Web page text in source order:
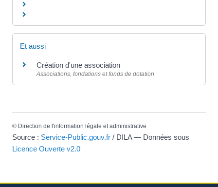
Et aussi
Création d'une association
Associations, fondations et fonds de dotation
© Direction de l'information légale et administrative
Source : Service-Public.gouv.fr / DILA — Données sous
Licence Ouverte v2.0